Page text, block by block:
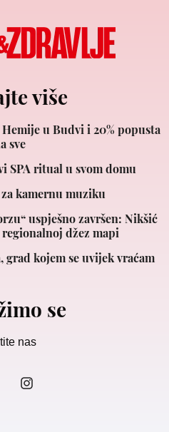
više
u Budvi i 20% popusta
sve
SPA ritual u svom domu
kamernu muziku
uspješno završen: Nikšić
džez mapi
kojem se uvijek vraćam
se
nas